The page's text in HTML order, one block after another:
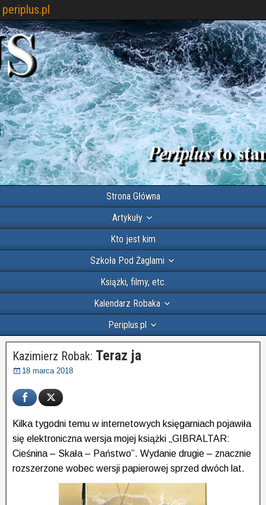
periplus.pl
Strona Główna
Artykuły
Kto jest kim
Szkoła Pod Żaglami
Książki, filmy, etc.
Kalendarz Robaka
Periplus.pl
Kazimierz Robak: Teraz ja
18 marca 2018
Kilka tygodni temu w internetowych księgarniach pojawiła
się elektroniczna wersja mojej książki „GIBRALTAR:
Cieśnina – Skała – Państwo”. Wydanie drugie – znacznie
rozszerzone wobec wersji papierowej sprzed dwóch lat.